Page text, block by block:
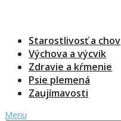
Starostlivosť a chov
Výchova a výcvik
Zdravie a kŕmenie
Psie plemená
Zaujímavosti
Menu